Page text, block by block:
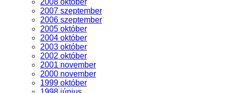
2008 október
2007 szeptember
2006 szeptember
2005 október
2004 október
2003 október
2002 október
2001 november
2000 november
1999 október